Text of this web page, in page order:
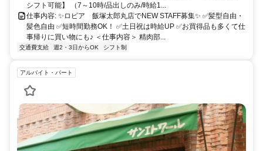
シフト可能】 （7～10時/品出しのみ/時給1...
仕事内容: ✨ロピア 飯塚太郎丸店でNEW STAFF募集✨ ✅️髪型自由・
髪色自由 ✅️短時間勤務OK！ ✅️土日祝は時給UP ✅️お買得品も多くて仕
事帰りに買い物にも♪ ＜仕事内容＞ 精肉部...
交通費支給 週2・3日からOK シフト制
アルバイト・パート